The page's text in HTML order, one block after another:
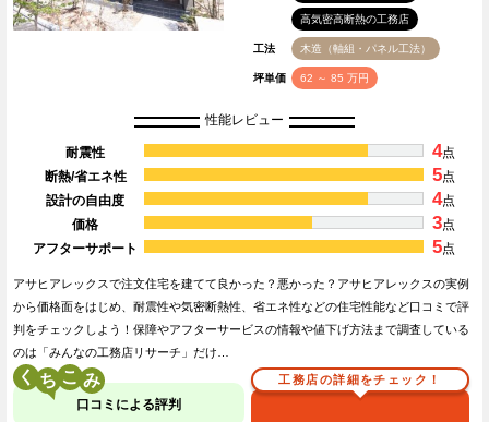
高気密高断熱の工務店
工法 木造（軸組・パネル工法）
坪単価 62 ～ 85 万円
性能レビュー
耐震性 4点
断熱/省エネ性
5点
設計の自由度
4点
価格
3点
アフターサポート
5点
アサヒアレックスで注文住宅を建てて良かった？悪かった？アサヒアレックスの実例
から価格面をはじめ、耐震性や気密断熱性、省エネ性などの住宅性能など口コミで評
判をチェックしよう！保障やアフターサービスの情報や値下げ方法まで調査している
のは「みんなの工務店リサーチ」だけ…
く こ
口コミによる評判
工務店の詳細をチェック！